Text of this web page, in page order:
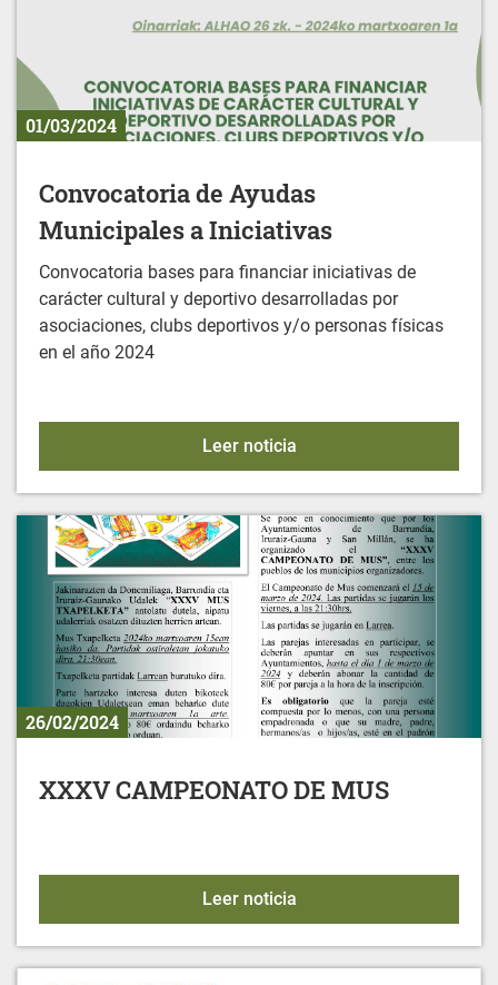
01/03/2024
Convocatoria de Ayudas
Municipales a Iniciativas
Convocatoria bases para financiar iniciativas de
carácter cultural y deportivo desarrolladas por
asociaciones, clubs deportivos y/o personas físicas
en el año 2024
Leer noticiaConvocatoria de
26/02/2024
XXXV CAMPEONATO DE MUS
Leer noticiaXXXV CAMPEONATO DE